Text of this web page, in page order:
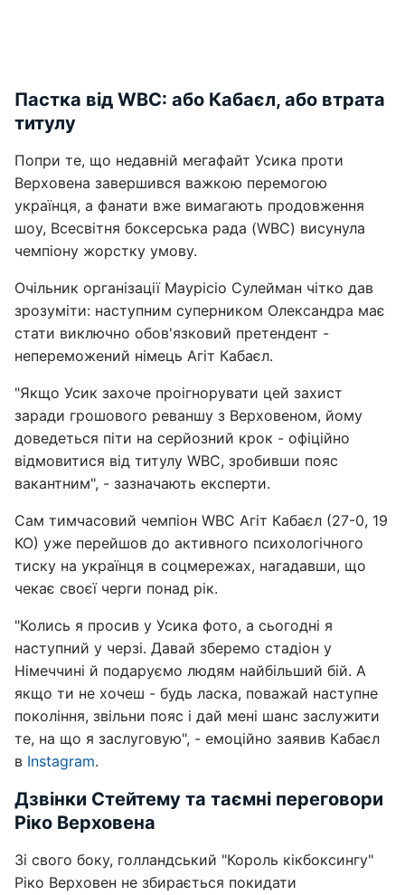
Пастка від WBC: або Кабаєл, або втрата
титулу
Попри те, що недавній мегафайт Усика проти
Верховена завершився важкою перемогою
українця, а фанати вже вимагають продовження
шоу, Всесвітня боксерська рада (WBC) висунула
чемпіону жорстку умову.
Очільник організації Маурісіо Сулейман чітко дав
зрозуміти: наступним суперником Олександра має
стати виключно обов'язковий претендент -
непереможений німець Агіт Кабаєл.
"Якщо Усик захоче проігнорувати цей захист
заради грошового реваншу з Верховеном, йому
доведеться піти на серйозний крок - офіційно
відмовитися від титулу WBC, зробивши пояс
вакантним", - зазначають експерти.
Сам тимчасовий чемпіон WBC Агіт Кабаєл (27-0, 19
КО) уже перейшов до активного психологічного
тиску на українця в соцмережах, нагадавши, що
чекає своєї черги понад рік.
"Колись я просив у Усика фото, а сьогодні я
наступний у черзі. Давай зберемо стадіон у
Німеччині й подаруємо людям найбільший бій. А
якщо ти не хочеш - будь ласка, поважай наступне
покоління, звільни пояс і дай мені шанс заслужити
те, на що я заслуговую", - емоційно заявив Кабаєл
в Instagram.
Дзвінки Стейтему та таємні переговори
Ріко Верховена
Зі свого боку, голландський "Король кікбоксингу"
Ріко Верховен не збирається покидати